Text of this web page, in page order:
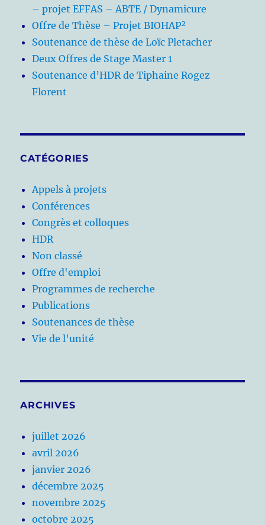
– projet EFFAS – ABTE / Dynamicure
Offre de Thèse – Projet BIOHAP²
Soutenance de thèse de Loïc Pletacher
Deux Offres de Stage Master 1
Soutenance d’HDR de Tiphaine Rogez
Florent
CATÉGORIES
Appels à projets
Conférences
Congrès et colloques
HDR
Non classé
Offre d'emploi
Programmes de recherche
Publications
Soutenances de thèse
Vie de l'unité
ARCHIVES
juillet 2026
avril 2026
janvier 2026
décembre 2025
novembre 2025
octobre 2025